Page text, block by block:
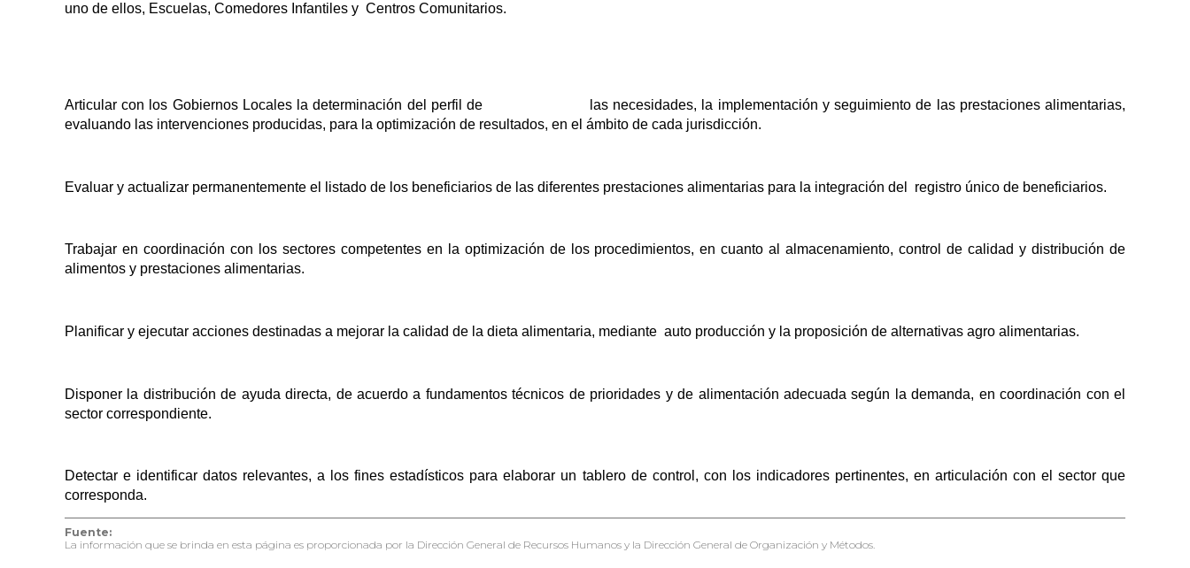
uno de ellos, Escuelas, Comedores Infantiles y Centros Comunitarios.
Articular con los Gobiernos Locales la determinación del perfil de las necesidades, la implementación y seguimiento de las prestaciones alimentarias,
evaluando las intervenciones producidas, para la optimización de resultados, en el ámbito de cada jurisdicción.
Evaluar y actualizar permanentemente el listado de los beneficiarios de las diferentes prestaciones alimentarias para la integración del registro único de beneficiarios.
Trabajar en coordinación con los sectores competentes en la optimización de los procedimientos, en cuanto al almacenamiento, control de calidad y distribución de
alimentos y prestaciones alimentarias.
Planificar y ejecutar acciones destinadas a mejorar la calidad de la dieta alimentaria, mediante auto producción y la proposición de alternativas agro alimentarias.
Disponer la distribución de ayuda directa, de acuerdo a fundamentos técnicos de prioridades y de alimentación adecuada según la demanda, en coordinación con el
sector correspondiente.
Detectar e identificar datos relevantes, a los fines estadísticos para elaborar un tablero de control, con los indicadores pertinentes, en articulación con el sector que
corresponda.
Fuente:
La información que se brinda en esta página es proporcionada por la Dirección General de Recursos Humanos y la Dirección General de Organización y Métodos.